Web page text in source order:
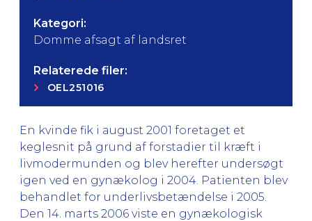
Kategori:
Domme afsagt af landsret
Relaterede filer:
OEL251016
En kvinde fik i august 2001 foretaget et
keglesnit på grund af forstadier til kræft i
livmodermunden og blev herefter undersøgt
igen ved en gynækolog i 2004. Patienten blev
behandlet for underlivsbetændelse i 2005.
Den 14. marts 2006 viste en gynækologisk